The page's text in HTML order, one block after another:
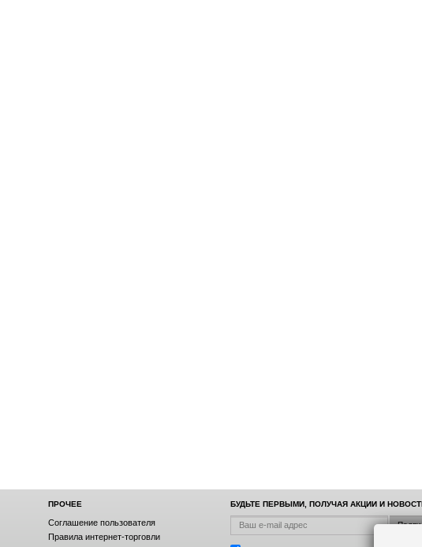
ПРОЧЕЕ
Соглашение пользователя
Правила интернет-торговли
БУДЬТЕ ПЕРВЫМИ, ПОЛУЧАЯ АКЦИИ И